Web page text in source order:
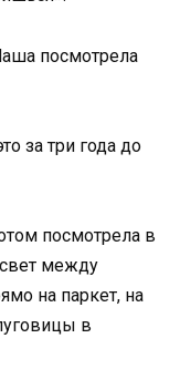
посмотрела
за три года до
посмотрела в
между
на паркет, на
в